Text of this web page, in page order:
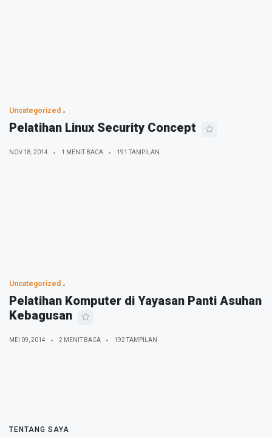
Uncategorized
Pelatihan Linux Security Concept
NOV 18, 2014 1 MENIT BACA 191 TAMPILAN
Uncategorized
Pelatihan Komputer di Yayasan Panti Asuhan
Kebagusan
MEI 09, 2014 2 MENIT BACA 192 TAMPILAN
TENTANG SAYA